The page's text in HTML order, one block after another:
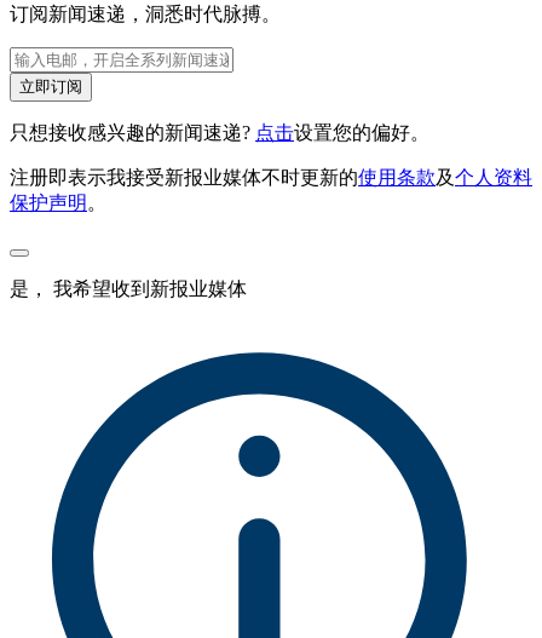
订阅新闻速递，洞悉时代脉搏。
立即订阅
只想接收感兴趣的新闻速递? 点击设置您的偏好。
注册即表示我接受新报业媒体不时更新的使用条款及个人资料
保护声明 。
是， 我希望收到新报业媒体